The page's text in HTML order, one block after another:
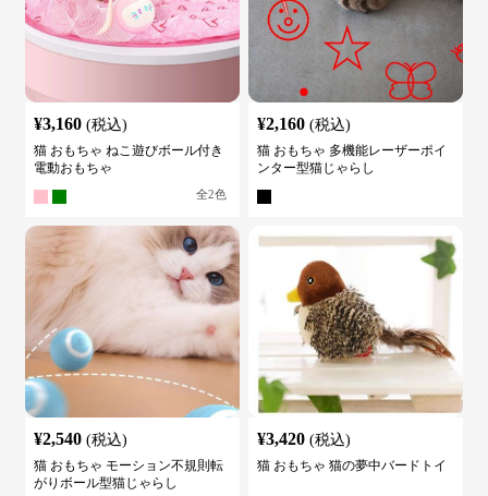
¥3,160 (税込)
猫 おもちゃ ねこ遊びボール付き
電動おもちゃ
全2色
¥2,160 (税込)
猫 おもちゃ 多機能レーザーポイ
ンター型猫じゃらし
¥2,540 (税込)
猫 おもちゃ モーション不規則転
がりボール型猫じゃらし
¥3,420 (税込)
猫 おもちゃ 猫の夢中バードトイ